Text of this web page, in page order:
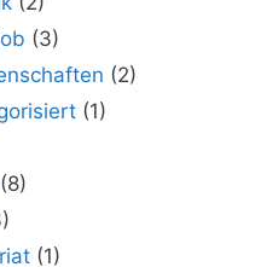
(3)
(2)
(1)
(8)
(1)